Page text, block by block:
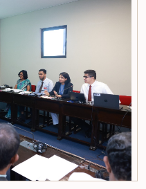
මෙන්ම පුද්ගලයන් හා
31ක් පදනම් කර ගනිමින් මැතිවරණ
කෙරිණි.සාකච්ඡාවේදී පළාත්
ක්‍රමයක් හඳුන්වා දීම, සුළු පක්ෂ
කිරීම, කාන්තා නියෝජනය
හඳුන්වා දීම සහ කල්තියා ඡන්දය
පිළිබඳව අවධානය යොමු
අයිතිය ලබාදීම සම්බන්ධයෙන්
ඒ සඳහා අවශ්‍ය නීතිමය හා
කිරීමේ අවශ්‍යතාව
පත් කළ විශේෂඥ මණ්ඩලය මඟින්
තේරීම් කාරක සභා වාර්තා
වාර්තාවක් සකස් කිරීමට නියමිත
ඉදිරි කටයුතු සිදු කිරීමට කාරක
සභා සාමාජික ගරු අමාත්‍ය